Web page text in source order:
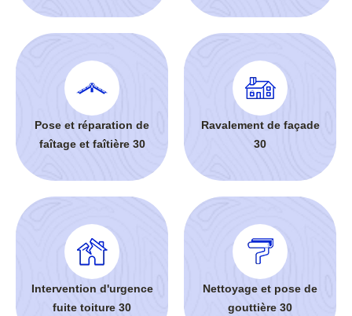
Pose et réparation de
faîtage et faîtière 30
Ravalement de façade
30
Intervention d'urgence
fuite toiture 30
Nettoyage et pose de
gouttière 30